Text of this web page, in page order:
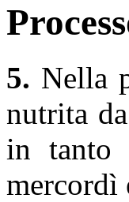
5. Nella
nutrita
in tanto
mercordì